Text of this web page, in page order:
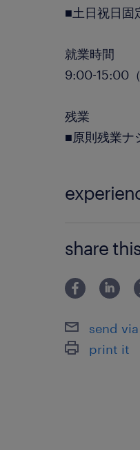
■土日祝日
就業時間
9:00-15:00
残業
■原則残業ナ
※原付免許以
ある方大歓
share
send
print it